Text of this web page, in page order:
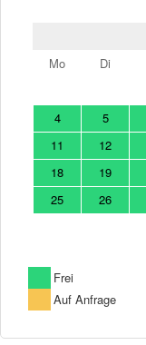
Mo
Di
4
5
11
12
18
19
25
26
Frei
Auf Anfrage